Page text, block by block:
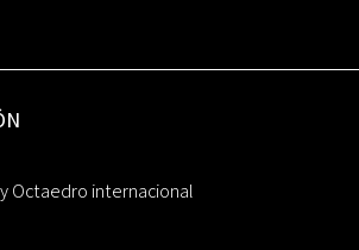
Octaedro internacional